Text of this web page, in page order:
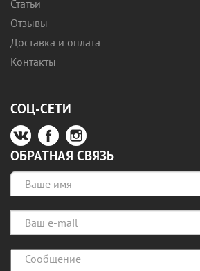
Статьи
Отзывы
Доставка и оплата
Контакты
СОЦ-СЕТИ
ОБРАТНАЯ СВЯЗЬ